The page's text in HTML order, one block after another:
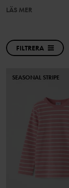
LÄS MER
FILTRERA
SEASONAL STRIPE